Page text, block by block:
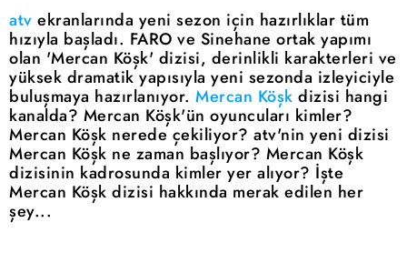
atv ekranlarında yeni sezon için hazırlıklar tüm
hızıyla başladı. FARO ve Sinehane ortak yapımı
olan 'Mercan Köşk' dizisi, derinlikli karakterleri ve
yüksek dramatik yapısıyla yeni sezonda izleyiciyle
buluşmaya hazırlanıyor. Mercan Köşk dizisi hangi
kanalda? Mercan Köşk'ün oyuncuları kimler?
Mercan Köşk nerede çekiliyor? atv'nin yeni dizisi
Mercan Köşk ne zaman başlıyor? Mercan Köşk
dizisinin kadrosunda kimler yer alıyor? İşte
Mercan Köşk dizisi hakkında merak edilen her
şey...